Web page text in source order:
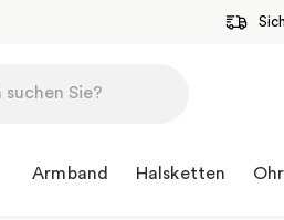
Armband Halsketten